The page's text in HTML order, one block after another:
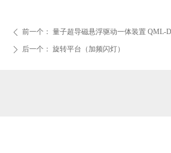
ꄴ 前一个： 量子超导磁悬浮驱动一体装置 QML-D
ꄲ 后一个： 旋转平台（加频闪灯）